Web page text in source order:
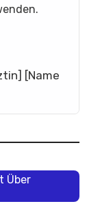
[Name
Über